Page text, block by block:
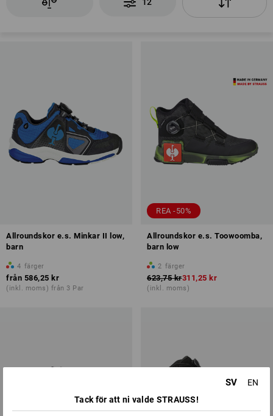
Allroundskor e.s. Minkar II low,
barn
4 färger
från 586,25 kr
(inkl. moms) från 3 Par
REA -50%
Allroundskor e.s. Toowoomba,
barn low
2 färger
623,75 kr311,25 kr
(inkl. moms)
SV
EN
Tack för att ni valde STRAUSS!